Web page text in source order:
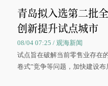
大学材料科学与工程学院材料
青岛拟入选第二批
创新提升试点城市
08/04 07:25 / 观海新闻
试点旨在破解当前零售业存在
卷式”竞争等问题，加快建设布